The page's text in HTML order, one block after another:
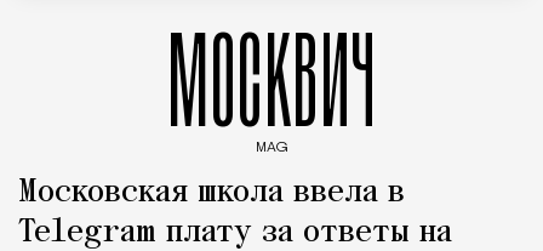
МОСКВИЧ
MAG
Московская школа ввела в
Telegram плату за ответы на